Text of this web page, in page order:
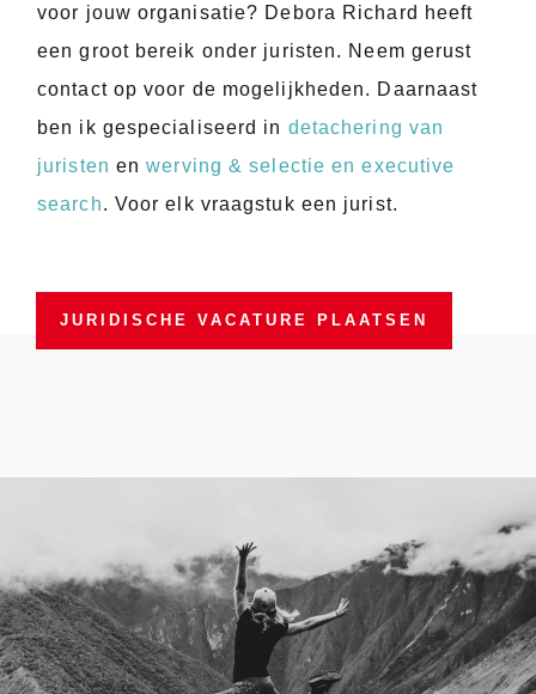
voor jouw organisatie? Debora Richard heeft
een groot bereik onder juristen. Neem gerust
contact op voor de mogelijkheden. Daarnaast
ben ik gespecialiseerd in detachering van
juristen enwerving & selectie en executive
search. Voor elk vraagstuk een jurist.
JURIDISCHE VACATURE PLAATSEN